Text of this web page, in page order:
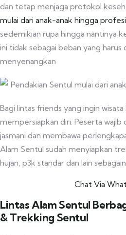
dan tetap menjaga protokol
mulai dari anak-anak hingga
sedemikian rupa hingga nantinya
ini tidak sebagai beban yang harus
menyenangkan
Bagi lintas friends yang ingin
mempersiapkan diri. Peserta wajib
jasmani dan membawa
Alam Sentul sudah menyiapkan
hujan, p3k standar dan lain
Chat Via
Lintas Alam Sentul
& Trekking Sentul